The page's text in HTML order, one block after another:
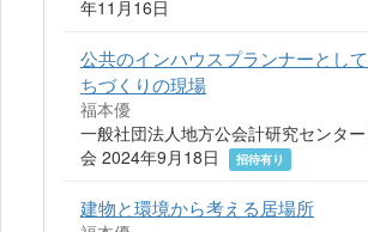
年11月16日
公共のインハウスプランナーとし
ちづくりの現場
福本優
一般社団法人地方公会計研究センタ
会 2024年9月18日
招待有り
建物と環境から考える居場所